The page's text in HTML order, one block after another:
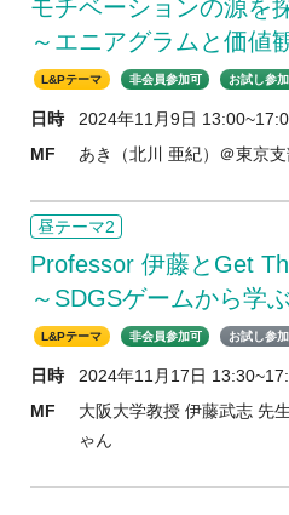
モチベーションの源を
L&Pテーマ 非会員参加可 お試し参
日時
2024年11月9日
MF
あき（北川 亜紀）＠東京
昼テーマ2
Professor 伊藤とGet
～SDGSゲームから学
L&Pテーマ 非会員参加可 お試し参
日時
2024年11月17日
MF
大阪大学教授 伊藤武志 先
ゃん